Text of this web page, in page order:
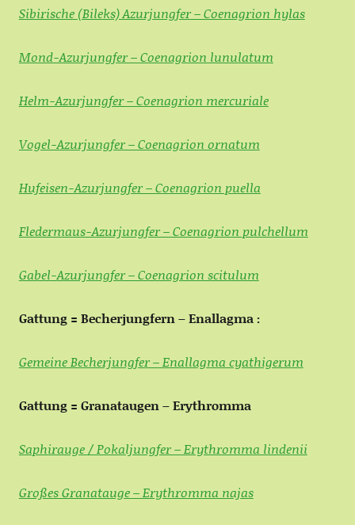
Sibirische (Bileks) Azurjungfer – Coenagrion hylas
Mond-Azurjungfer – Coenagrion lunulatum
Helm-Azurjungfer – Coenagrion mercuriale
Vogel-Azurjungfer – Coenagrion ornatum
Hufeisen-Azurjungfer – Coenagrion puella
Fledermaus-Azurjungfer – Coenagrion pulchellum
Gabel-Azurjungfer – Coenagrion scitulum
Gattung = Becherjungfern – Enallagma :
Gemeine Becherjungfer – Enallagma cyathigerum
Gattung = Granataugen – Erythromma
Saphirauge / Pokaljungfer – Erythromma lindenii
Großes Granatauge – Erythromma najas